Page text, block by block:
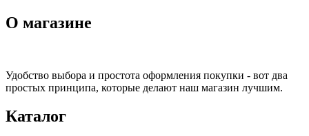
О магазине
Удобство выбора и простота оформления покупки - вот два
простых принципа, которые делают наш магазин лучшим.
Каталог